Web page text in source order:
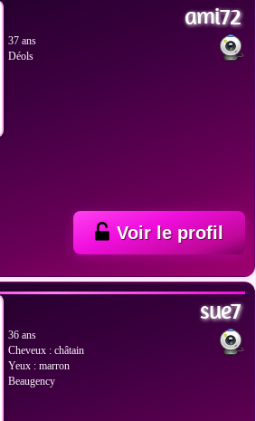
ami72
37 ans
Déols
Voir le profil
sue7
36 ans
Cheveux : châtain
Yeux : marron
Beaugency